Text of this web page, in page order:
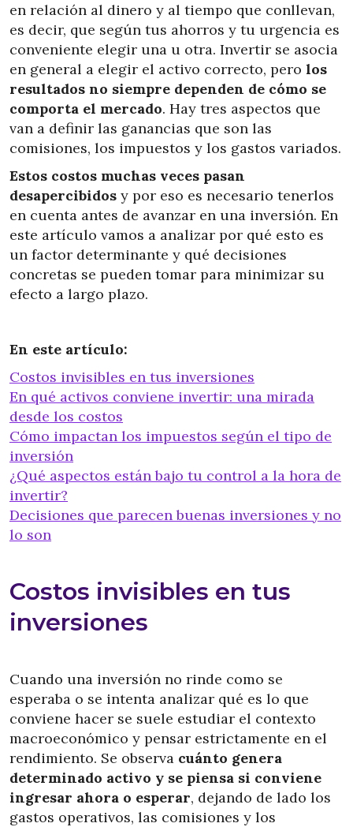
en relación al dinero y al tiempo que conllevan,
es decir, que según tus ahorros y tu urgencia es
conveniente elegir una u otra. Invertir se asocia
en general a elegir el activo correcto, pero los
resultados no siempre dependen de cómo se
comporta el mercado. Hay tres aspectos que
van a definir las ganancias que son las
comisiones, los impuestos y los gastos variados.
Estos costos muchas veces pasan
desapercibidos y por eso es necesario tenerlos
en cuenta antes de avanzar en una inversión. En
este artículo vamos a analizar por qué esto es
un factor determinante y qué decisiones
concretas se pueden tomar para minimizar su
efecto a largo plazo.
En este artículo:
Costos invisibles en tus inversiones
En qué activos conviene invertir: una mirada
desde los costos
Cómo impactan los impuestos según el tipo de
inversión
¿Qué aspectos están bajo tu control a la hora de
invertir?
Decisiones que parecen buenas inversiones y no
lo son
Costos invisibles en tus
inversiones
Cuando una inversión no rinde como se
esperaba o se intenta analizar qué es lo que
conviene hacer se suele estudiar el contexto
macroeconómico y pensar estrictamente en el
rendimiento. Se observa cuánto genera
determinado activo y se piensa si conviene
ingresar ahora o esperar, dejando de lado los
gastos operativos, las comisiones y los